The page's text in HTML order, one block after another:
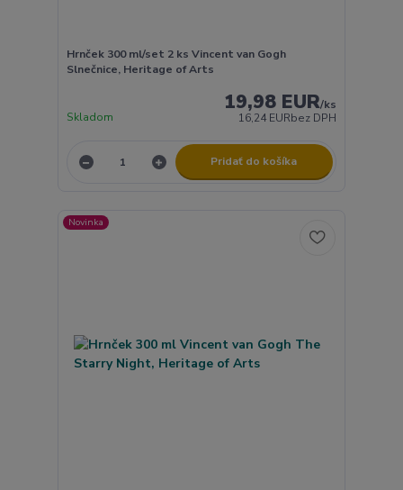
Hrnček 300 ml/set 2 ks Vincent van Gogh
Slnečnice, Heritage of Arts
19,98 EUR/ks
16,24 EURbez DPH
Skladom
Pridať do košíka
Novinka